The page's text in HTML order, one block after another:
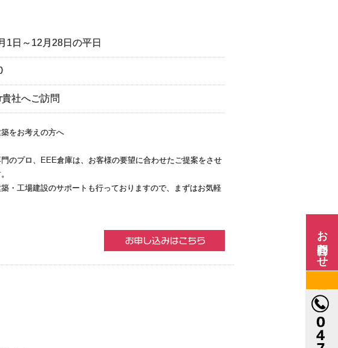
1日～12月28日の平日
社へご訪問
をお考えの方へ
のプロ、EEE倉庫は、お客様の要望に合わせたご提案をさせ
・工場建設のサポートも行っておりますので、まずはお気軽
お問合わせ